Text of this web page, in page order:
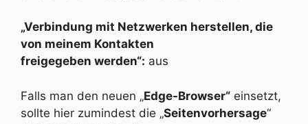
„Verbindung mit Netzwerken herstellen, die
von meinem Kontakten
freigegeben werden“: aus
Falls man den neuen „Edge-Browser“ einsetzt,
sollte hier zumindest die „Seitenvorhersage“